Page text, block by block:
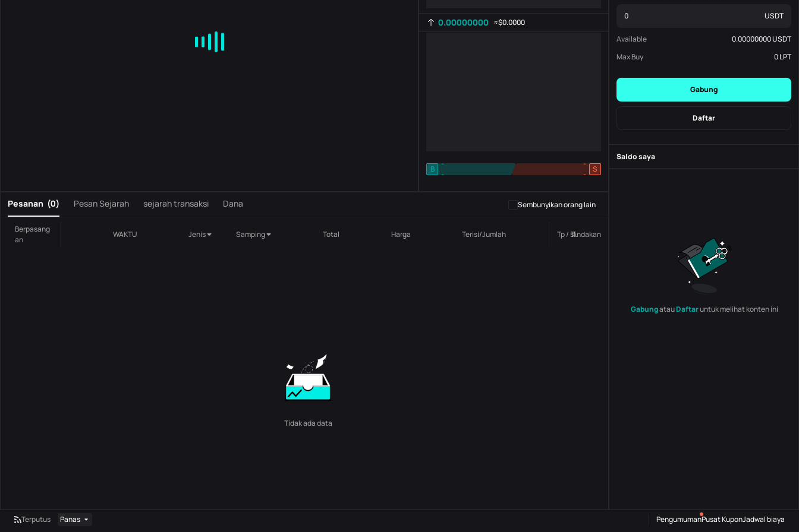
0.00000000 ≈$0.0000
B
-
-
S
-
-
Pesanan (0) Pesan Sejarah sejarah transaksi Dana Sembunyikan orang lain
Berpasang
an
WAKTU Jenis Samping Total Harga Terisi/Jumlah Tp / sl.Tindakan
Tidak ada data
USDT
Available 0.00000000USDT
Max Buy
0LPT
Gabung
Daftar
Saldo saya
GabungatauDaftaruntuk melihat konten ini
Terputus Panas PengumumanPusat KuponJadwal biaya